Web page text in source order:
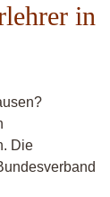
in
Die